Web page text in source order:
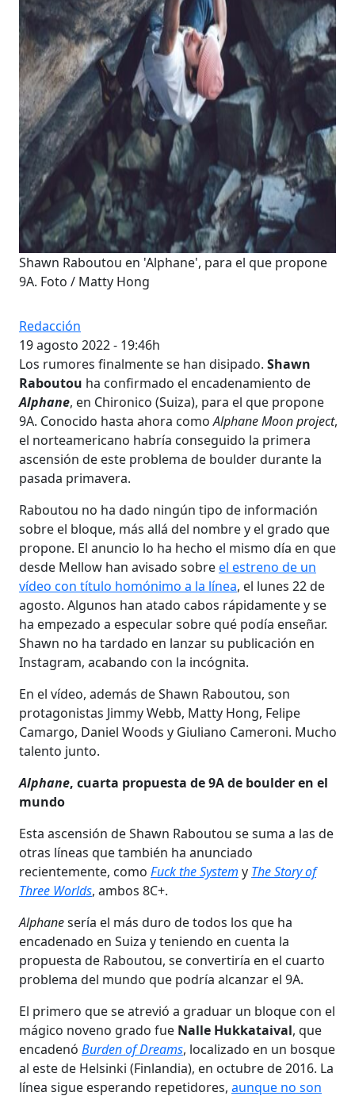
Shawn Raboutou en 'Alphane', para el que propone
9A. Foto / Matty Hong
Redacción
19 agosto 2022 - 19:46h
Los rumores finalmente se han disipado. Shawn
Raboutou ha confirmado el encadenamiento de
Alphane, en Chironico (Suiza), para el que propone
9A. Conocido hasta ahora comoAlphane Moon project,
el norteamericano habría conseguido la primera
ascensión de este problema de boulder durante la
pasada primavera.
Raboutou no ha dado ningún tipo de información
sobre el bloque, más allá del nombre y el grado que
propone. El anuncio lo ha hecho el mismo día en que
desde Mellow han avisado sobreel estreno de un
vídeo con título homónimo a la línea, el lunes 22 de
agosto. Algunos han atado cabos rápidamente y se
ha empezado a especular sobre qué podía enseñar.
Shawn no ha tardado en lanzar su publicación en
Instagram, acabando con la incógnita.
En el vídeo, además de Shawn Raboutou, son
protagonistas Jimmy Webb, Matty Hong, Felipe
Camargo, Daniel Woods y Giuliano Cameroni. Mucho
talento junto.
Alphane, cuarta propuesta de 9A de boulder en el
mundo
Esta ascensión de Shawn Raboutou se suma a las de
otras líneas que también ha anunciado
recientemente, como Fuck the System y The Story of
Three Worlds, ambos 8C+.
Alphanesería el más duro de todos los que ha
encadenado en Suiza y teniendo en cuenta la
propuesta de Raboutou, se convertiría en el cuarto
problema del mundo que podría alcanzar el 9A.
El primero que se atrevió a graduar un bloque con el
mágico noveno grado fue Nalle Hukkataival, que
encadenó Burden of Dreams, localizado en un bosque
al este de Helsinki (Finlandia), en octubre de 2016. La
línea sigue esperando repetidores, aunque no son